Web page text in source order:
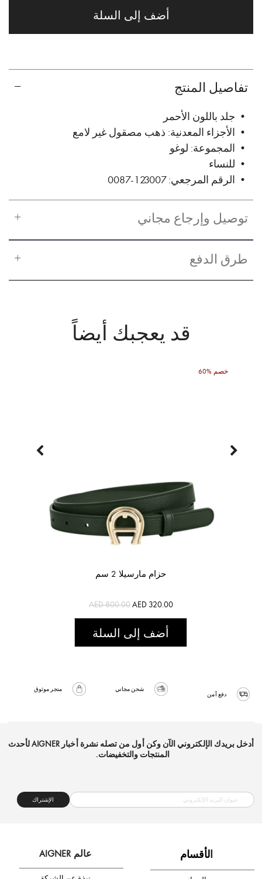
أضف إلى السلة
تفاصيل المنتج
• جلد باللون الأحمر
• الأجزاء المعدنية: ذهب مصقول غير لامع
• المجموعة: لوغو
• للنساء
• الرقم المرجعي: 123007-0087
توصيل وإرجاع مجاني
طرق الدفع
قد يعجبك أيضاً
60% خصم
حزام مارسيلا 2 سم
AED 800.00AED 320.00
أضف إلى السلة